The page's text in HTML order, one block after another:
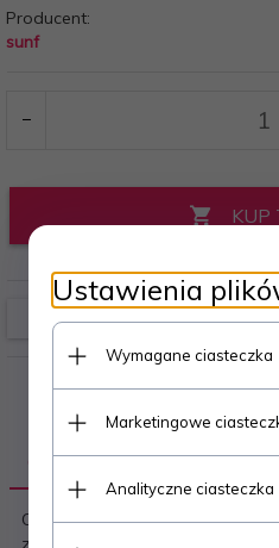
Producent:
sunf
KUP
OPIS PRODUKTU
Opona SUNF A-048
zwiększoną odpornością na
Ustawienia
Wymagane ciasteczka
Marketingowe
Analityczne ciasteczka